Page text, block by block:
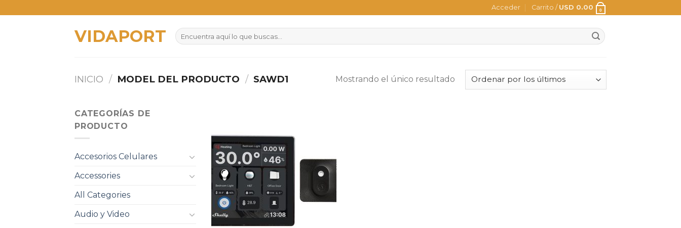
to
Acceder Carrito / USD 0.00 0
VIDAPORT
Buscar
por:
INICIO / MODEL DEL PRODUCTO / SAWD1 Mostrando el único resultado
CATEGORÍAS DE
PRODUCTO
Accesorios Celulares
Accessories
All Categories
Audio y Video